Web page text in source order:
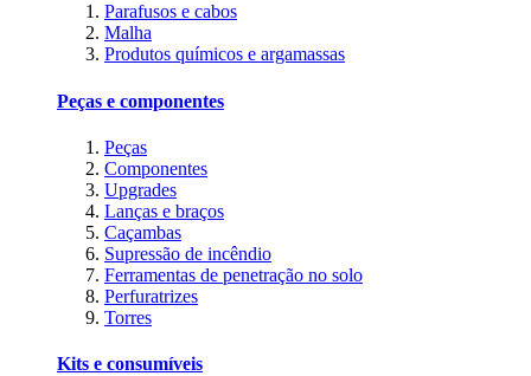
Parafusos e cabos
Malha
Produtos químicos e argamassas
Peças e componentes
Peças
Componentes
Upgrades
Lanças e braços
Caçambas
Supressão de incêndio
Ferramentas de penetração no solo
Perfuratrizes
Torres
Kits e consumíveis